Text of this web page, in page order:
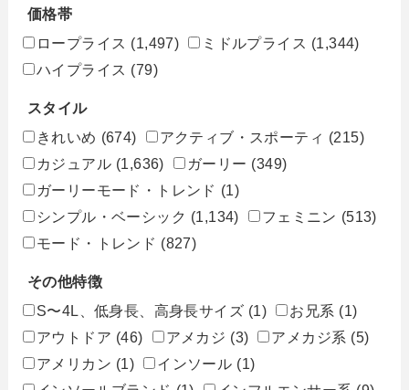
価格帯
ロープライス (1,497) ミドルプライス (1,344)
ハイプライス (79)
スタイル
きれいめ (674) アクティブ・スポーティ (215)
カジュアル (1,636) ガーリー (349)
ガーリーモード・トレンド (1)
シンプル・ベーシック (1,134) フェミニン (513)
モード・トレンド (827)
その他特徴
S〜4L、低身長、高身長サイズ (1) お兄系 (1)
アウトドア (46) アメカジ (3) アメカジ系 (5)
アメリカン (1) インソール (1)